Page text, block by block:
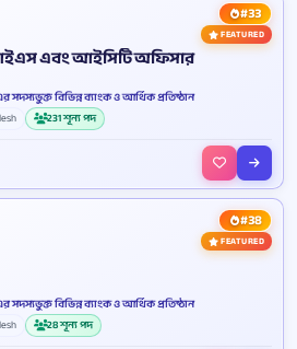
#33
FEATURED
এবং আইসিটি অফিসার
সদস্যভুক্ত বিভিন্ন ব্যাংক ও আর্থিক প্রতিষ্ঠান
231 শূন্য পদ
#38
FEATURED
সদস্যভুক্ত বিভিন্ন ব্যাংক ও আর্থিক প্রতিষ্ঠান
28 শূন্য পদ